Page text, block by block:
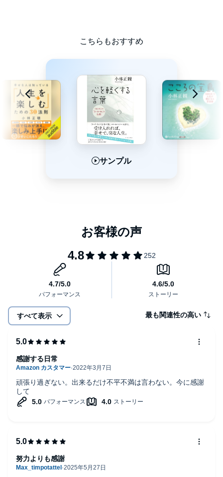
小林氏はそんな人たちに対して、「努力しなくても、がんばらな
くても、幸せになれる。」と声をかけます。
悩みや苦しみを感じながら、それでもがんばらなければならない
と感じるのは、
何かを「思いどおりにしたい」と考えるからです。
では、「思い」を持たなければ？
相手がどうであれ、自分は周りに感謝して笑顔で生きていく、
そういうスタンスが幸せになる秘訣だと、小林氏は述べていま
小林氏の幸せになるための方法論は常に一貫しています。
本作を通じて、毎日に幸せを感じられる、こころ豊かな人になり
こちらもおすすめ
サンプル
すべて表示 最も関連性の高い
頑張り過ぎない。出来るだけ不平不満は言わない。今に感謝
して
感謝する日常
努力よりも感謝